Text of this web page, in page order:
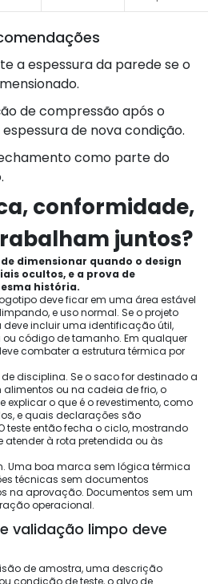
a espessura da parede se o
de compressão após o
de nova condição.
como parte do
conformidade,
juntos?
dimensionar quando o design
ocultos, e a prova de
história.
deve ficar em uma área estável
e uso normal. Se o projeto
incluir uma identificação útil,
código de tamanho. Em qualquer
combater a estrutura térmica por
disciplina. Se o saco for destinado a
ou na cadeia de frio, o
explicar o que é o revestimento, como
e quais declarações são
teste então fecha o ciclo, mostrando
à rota pretendida ou às
Uma boa marca sem lógica térmica
técnicas sem documentos
na aprovação. Documentos sem um
operacional.
validação limpo deve
de amostra, uma descrição
condição de teste, o alvo de